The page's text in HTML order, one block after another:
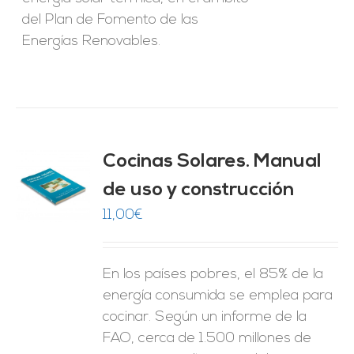
del Plan de Fomento de las
Energías Renovables.
Cocinas Solares. Manual
de uso y construcción
11,00€
En los países pobres, el 85% de la
energía consumida se emplea para
cocinar. Según un informe de la
FAO, cerca de 1.500 millones de